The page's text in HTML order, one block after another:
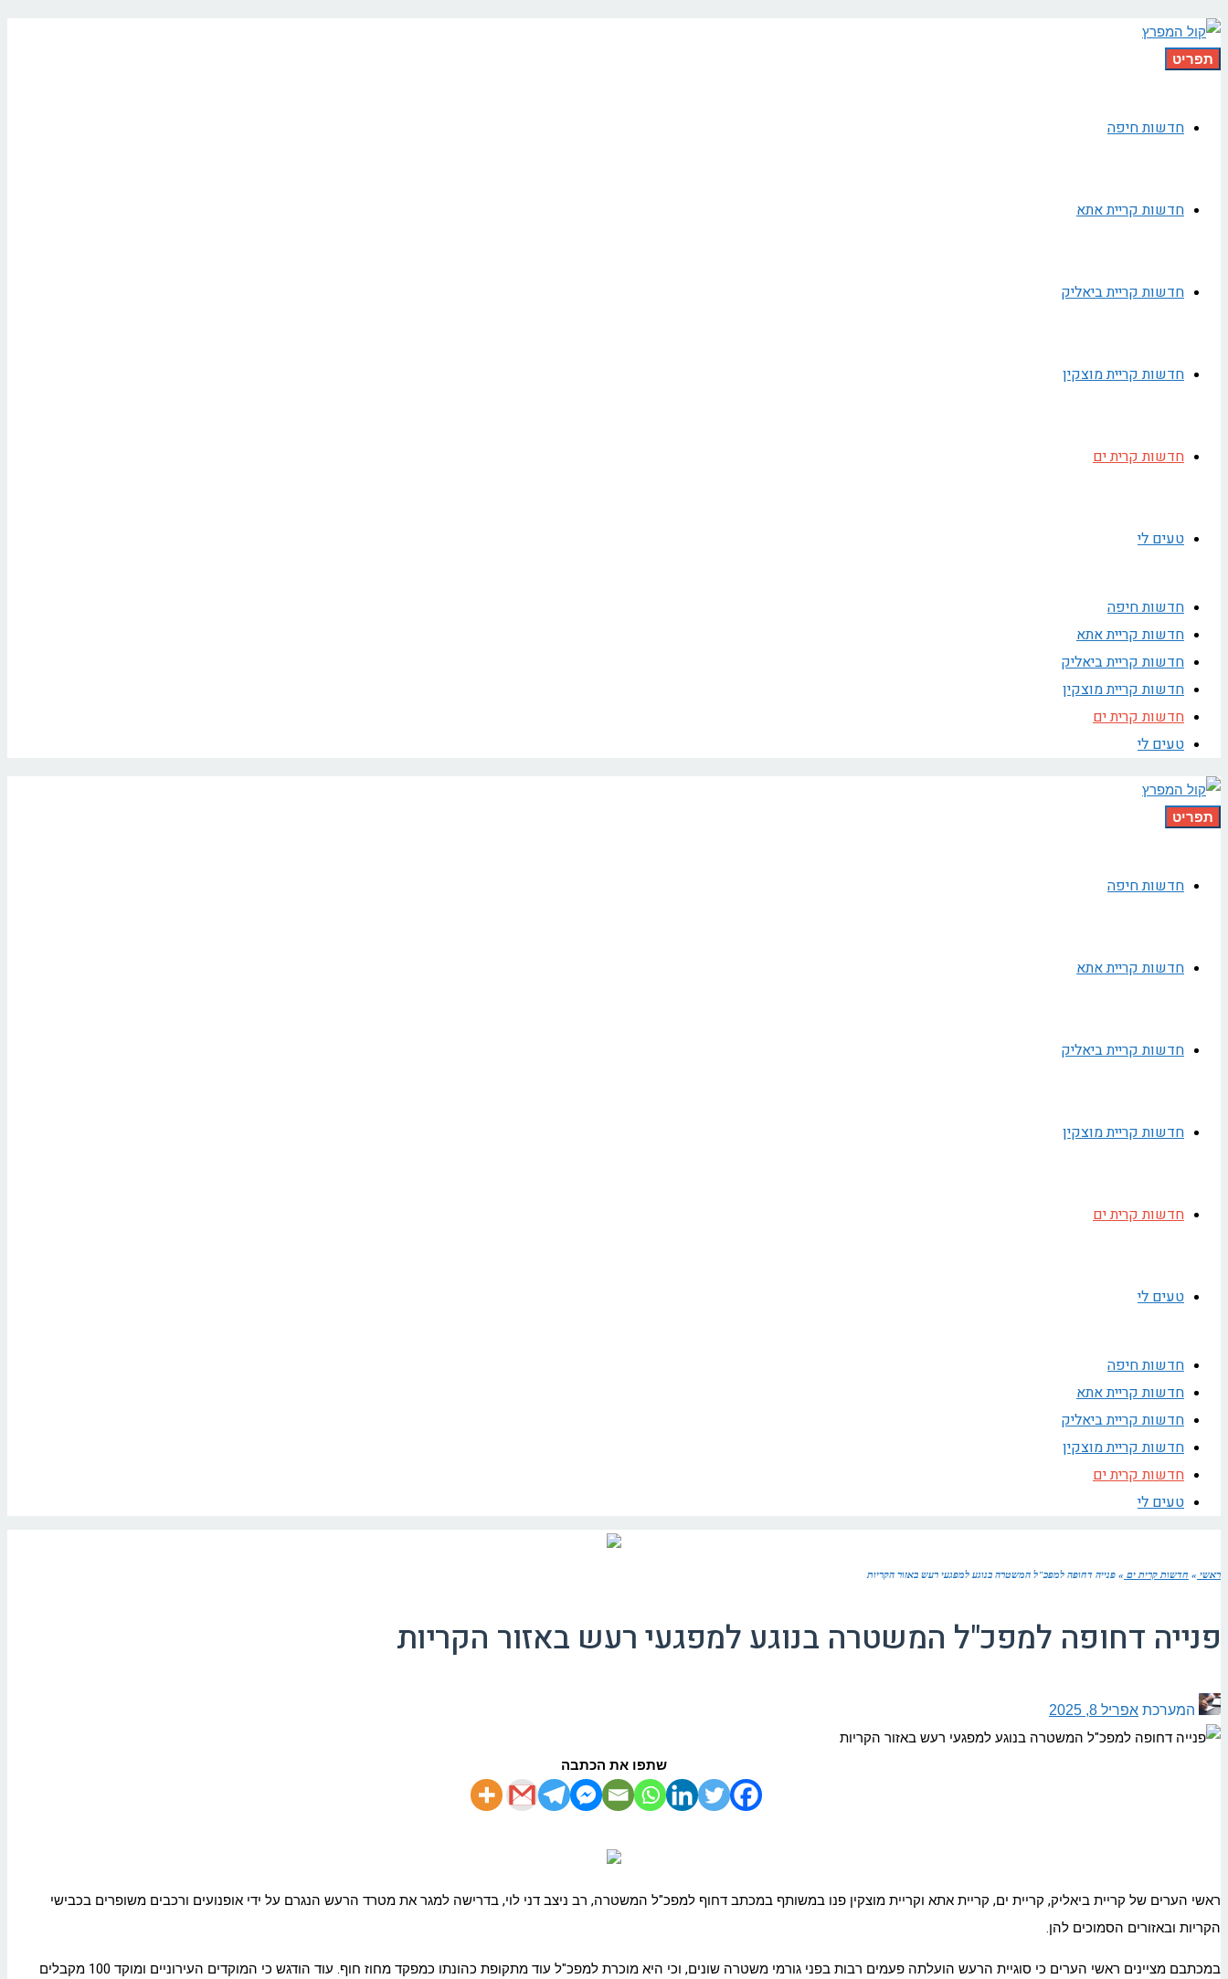
תפריט
חדשות חיפה
חדשות קריית אתא
חדשות קריית ביאליק
חדשות קריית מוצקין
חדשות קרית ים
טעים לי
חדשות חיפה
חדשות קריית אתא
חדשות קריית ביאליק
חדשות קריית מוצקין
חדשות קרית ים
טעים לי
תפריט
חדשות חיפה
חדשות קריית אתא
חדשות קריית ביאליק
חדשות קריית מוצקין
חדשות קרית ים
טעים לי
חדשות חיפה
חדשות קריית אתא
חדשות קריית ביאליק
חדשות קריית מוצקין
חדשות קרית ים
טעים לי
ראשי » חדשות קרית ים » פנייה דחופה למפכ"ל המשטרה בנוגע למפגעי רעש באזור הקריות
פנייה דחופה למפכ"ל המשטרה בנוגע למפגעי רעש באזור הקריות
המערכת אפריל 8, 2025
שתפו את הכתבה
ראשי הערים של קריית ביאליק, קריית ים, קריית אתא וקריית מוצקין פנו במשותף במכתב דחוף למפכ"ל המשטרה, רב ניצב דני לוי, בדרישה למגר את מטרד הרעש הנגרם על ידי אופנועים ורכבים משופרים בכבישי
הקריות ובאזורים הסמוכים להן.
במכתבם מציינים ראשי הערים כי סוגיית הרעש הועלתה פעמים רבות בפני גורמי משטרה שונים, וכי היא מוכרת למפכ"ל עוד מתקופת כהונתו כמפקד מחוז חוף. עוד הודגש כי המוקדים העירוניים ומוקד 100 מקבלים